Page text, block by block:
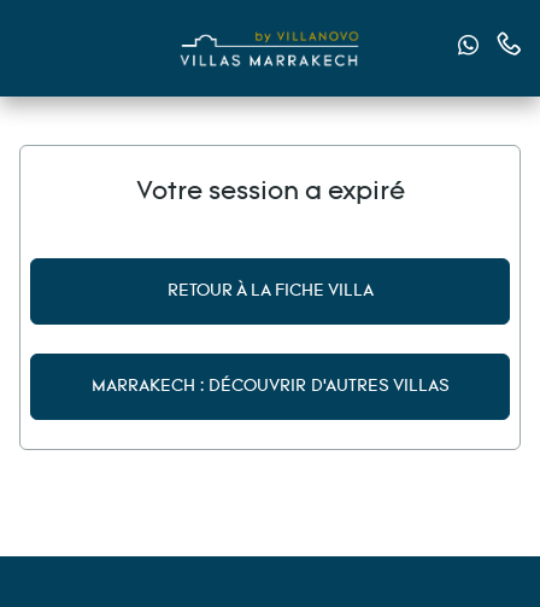
Nous
Votre session a expiré
RETOUR À LA FICHE VILLA
MARRAKECH : DÉCOUVRIR D'AUTRES VILLAS